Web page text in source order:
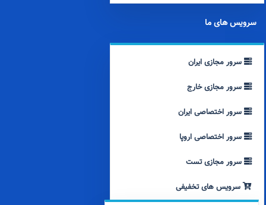
سرویس های ما
سرور مجازی ایران
سرور مجازی خارج
سرور اختصاصی ایران
سرور اختصاصی اروپا
سرور مجازی تست
سرویس های تخفیفی